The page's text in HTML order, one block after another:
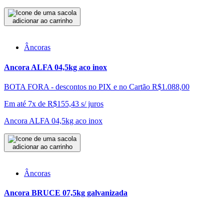
adicionar ao carrinho
Âncoras
Ancora ALFA 04,5kg aco inox
BOTA FORA - descontos no PIX e no Cartão R$1.088,00
Em até 7x de R$155,43 s/ juros
Ancora ALFA 04,5kg aco inox
adicionar ao carrinho
Âncoras
Ancora BRUCE 07,5kg galvanizada